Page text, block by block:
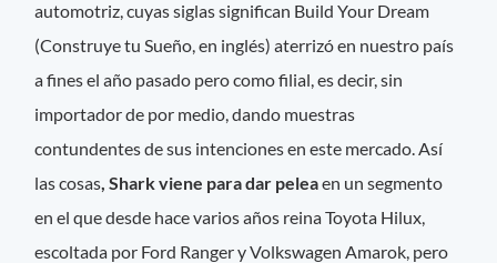
automotriz, cuyas siglas significan Build Your Dream
(Construye tu Sueño, en inglés) aterrizó en nuestro país
a fines el año pasado pero como filial, es decir, sin
importador de por medio, dando muestras
contundentes de sus intenciones en este mercado. Así
las cosas , Shark viene para dar peleaen un segmento
en el que desde hace varios años reina Toyota Hilux,
escoltada por Ford Ranger y Volkswagen Amarok, pero